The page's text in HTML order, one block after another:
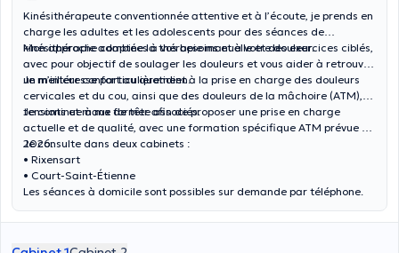
Kinésithérapeute conventionnée attentive et à l’écoute, je prends en
charge les adultes et les adolescents pour des séances de
kinésithérapie adaptées à vos besoins et à votre douleur.
Mon approche combine la thérapie manuelle et des exercices ciblés,
avec pour objectif de soulager les douleurs et vous aider à retrouver
un meilleur confort au quotidien.
Je m’intéresse particulièrement à la prise en charge des douleurs
cervicales et du cou, ainsi que des douleurs de la mâchoire (ATM),
tensions et maux de tête associés.
Je continue à me former afin de proposer une prise en charge
actuelle et de qualité, avec une formation spécifique ATM prévue en
2026.
Je consulte dans deux cabinets :
• Rixensart
• Court-Saint-Étienne
Les séances à domicile sont possibles sur demande par téléphone.